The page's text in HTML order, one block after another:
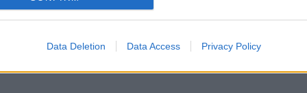
Data Deletion Data Access Privacy Policy